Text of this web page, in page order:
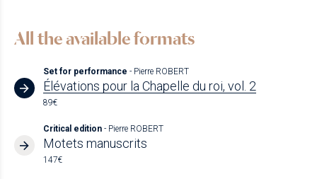
All the available formats
Set for performance - Pierre ROBERT
Élévations pour la Chapelle du roi, vol. 2
89€
Critical edition - Pierre ROBERT
Motets manuscrits
147€